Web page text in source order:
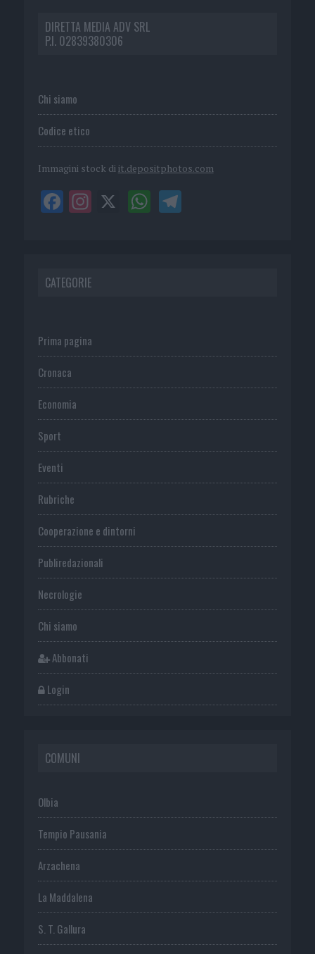
DIRETTA MEDIA ADV SRL
P.I. 02839380306
Chi siamo
Codice etico
Immagini stock di it.depositphotos.com
CATEGORIE
Prima pagina
Cronaca
Economia
Sport
Eventi
Rubriche
Cooperazione e dintorni
Publiredazionali
Necrologie
Chi siamo
Abbonati
Login
COMUNI
Olbia
Tempio Pausania
Arzachena
La Maddalena
S. T. Gallura